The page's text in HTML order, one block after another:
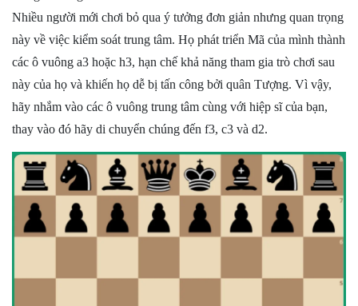
Nhiều người mới chơi bỏ qua ý tưởng đơn giản nhưng quan trọng
này về việc kiểm soát trung tâm. Họ phát triển Mã của mình thành
các ô vuông a3 hoặc h3, hạn chế khả năng tham gia trò chơi sau
này của họ và khiến họ dễ bị tấn công bởi quân Tượng. Vì vậy,
hãy nhắm vào các ô vuông trung tâm cùng với hiệp sĩ của bạn,
thay vào đó hãy di chuyển chúng đến f3, c3 và d2.